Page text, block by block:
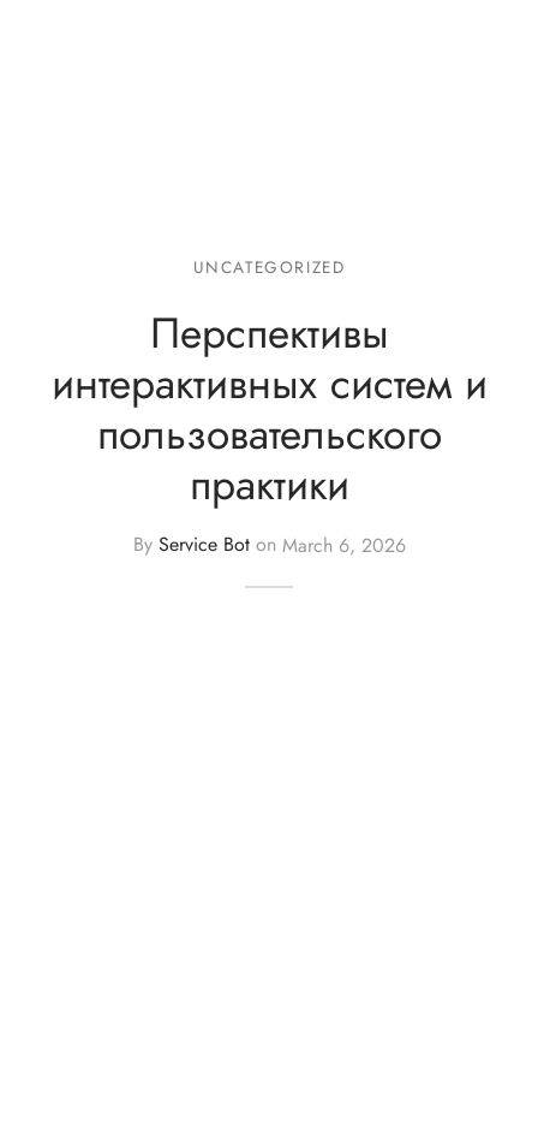
UNCATEGORIZED
Перспективы
интерактивных систем и
пользовательского
практики
By Service Boton March 6, 2026